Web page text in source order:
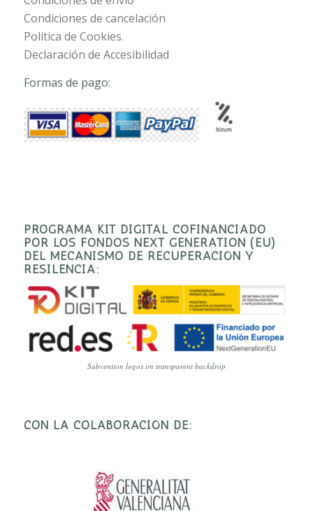
Condiciones de cancelación
Política de Cookies.
Declaración de Accesibilidad
Formas de pago:
PROGRAMA KIT DIGITAL COFINANCIADO
POR LOS FONDOS NEXT GENERATION (EU)
DEL MECANISMO DE RECUPERACIÓN Y
RESILENCIA:
Subvention logos on transparent backdrop
CON LA COLABORACIÓN DE: